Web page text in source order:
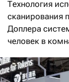
Технология
сканирования
Доплера
человек в